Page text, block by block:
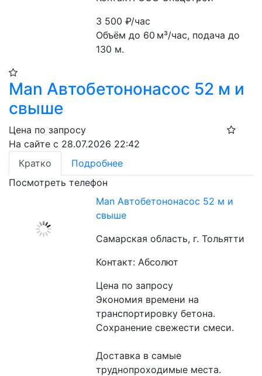
3 500₽/час
Объём до 60 м³/час, подача до
130 м.
Man Автобетононасос 52 м и
свыше
Цена по запросу
На сайте с 28.07.2026 22:42
Кратко
Подробнее
Посмотреть телефон
Man Автобетононасос 52 м и
свыше
Самарская область, г. Тольятти
Контакт: Абсолют
Цена по запросу
Экономия времени на
транспортировку бетона.
Сохранение свежести смеси.
Доставка в самые
труднопроходимые места.